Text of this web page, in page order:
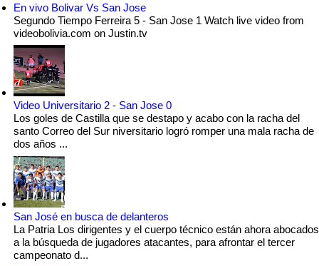
En vivo Bolivar Vs San Jose
Segundo Tiempo Ferreira 5 - San Jose 1 Watch live video from
videobolivia.com on Justin.tv
Video Universitario 2 - San Jose 0
Los goles de Castilla que se destapo y acabo con la racha del
santo Correo del Sur niversitario logró romper una mala racha de
dos años ...
San José en busca de delanteros
La Patria Los dirigentes y el cuerpo técnico están ahora abocados
a la búsqueda de jugadores atacantes, para afrontar el tercer
campeonato d...